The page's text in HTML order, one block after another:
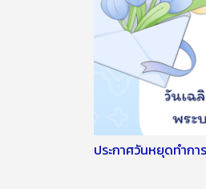
ประกาศวันหยุดทำก